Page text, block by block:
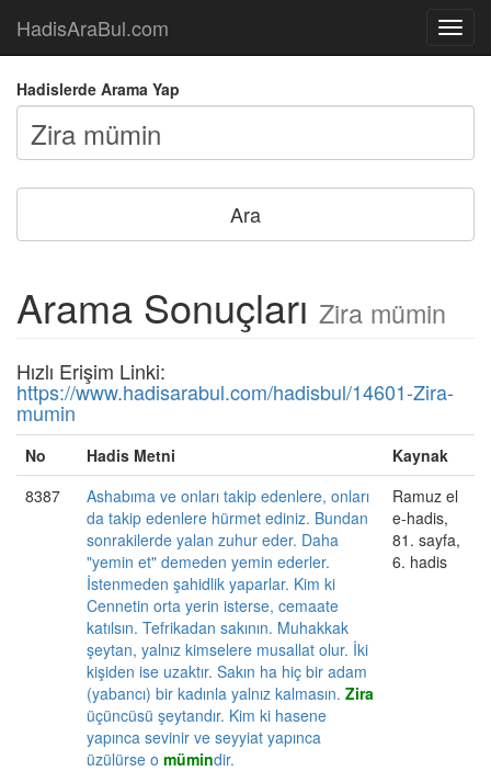
Açılır
Menü
HadisAraBul.com
Hadislerde Arama Yap
Arama Sonuçları Zira mümin
Hızlı Erişim Linki:
https://www.hadisarabul.com/hadisbul/14601-Zira-
mumin
No Hadis Metni
Kaynak
8387
Ashabıma ve onları takip edenlere, onları
da takip edenlere hürmet ediniz. Bundan
sonrakilerde yalan zuhur eder. Daha
"yemin et" demeden yemin ederler.
İstenmeden şahidlik yaparlar. Kim ki
Cennetin orta yerin isterse, cemaate
katılsın. Tefrikadan sakının. Muhakkak
şeytan, yalnız kimselere musallat olur. İki
kişiden ise uzaktır. Sakın ha hiç bir adam
(yabancı) bir kadınla yalnız kalmasın. Zira
üçüncüsü şeytandır. Kim ki hasene
yapınca sevinir ve seyyiat yapınca
üzülürse o mümindir.
Ramuz el
e-hadis,
81. sayfa,
6. hadis